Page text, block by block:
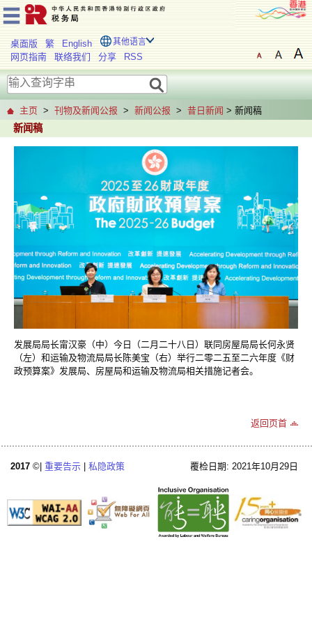
桌面版 繁 English 其他语言
网页指南 联络我们 分享 RSS
主页 > 刊物及新闻公报 > 新闻公报 > 昔日新闻 > 新闻稿
新闻稿
发展局局长甯汉豪（中）今日（二月二十八日）联同房屋局局长何永贤
（左）和运输及物流局局长陈美宝（右）举行二零二五至二六年度《财
政预算案》发展局、房屋局和运输及物流局相关措施记者会。
返回页首
2017 ©| 重要告示 | 私隐政策 覆检日期: 2021年10月29日